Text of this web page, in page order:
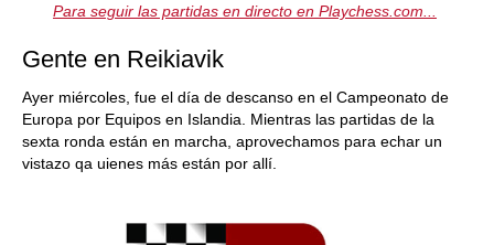
Para seguir las partidas en directo en Playchess.com...
Gente en Reikiavik
Ayer miércoles, fue el día de descanso en el Campeonato de
Europa por Equipos en Islandia. Mientras las partidas de la
sexta ronda están en marcha, aprovechamos para echar un
vistazo qa uienes más están por allí.